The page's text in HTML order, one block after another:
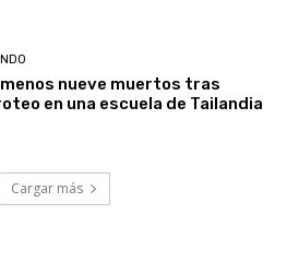
nueve muertos tras
en una escuela de Tailandia
Cargar más